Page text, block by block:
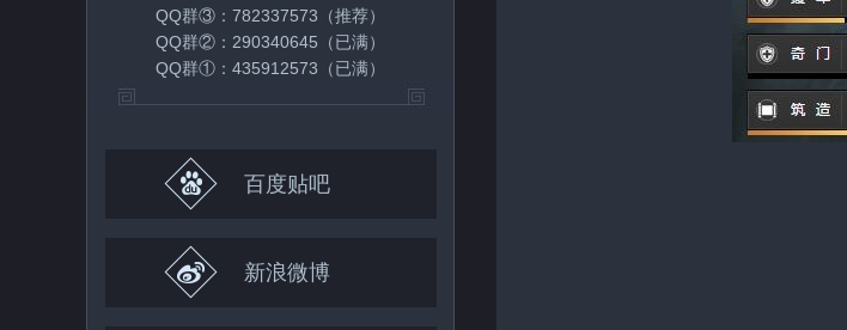
QQ群③：782337573（推荐）
QQ群②：290340645（已满）
QQ群①：435912573（已满）
百度贴吧
新浪微博